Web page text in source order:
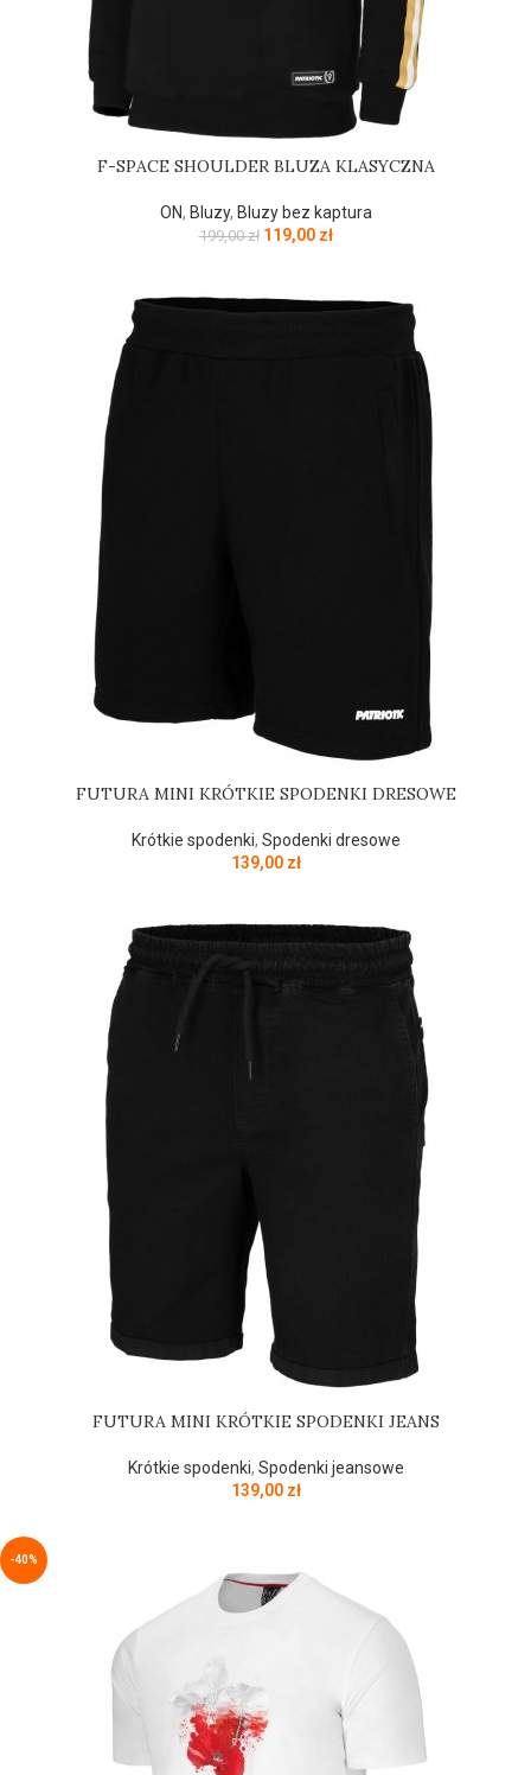
F-SPACE SHOULDER BLUZA KLASYCZNA
ON, Bluzy, Bluzy bez kaptura
199,00zł 119,00 zł
FUTURA MINI KRÓTKIE SPODENKI DRESOWE
Krótkie spodenki, Spodenki dresowe
139,00 zł
FUTURA MINI KRÓTKIE SPODENKI JEANS
Krótkie spodenki, Spodenki jeansowe
139,00 zł
-40%